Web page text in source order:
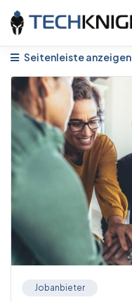
Seitenleiste anzeigen
Jobanbieter